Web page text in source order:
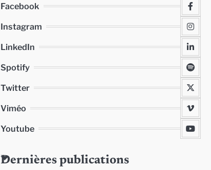
Facebook
Instagram
LinkedIn
Spotify
Twitter
Viméo
Youtube
Dernières publications